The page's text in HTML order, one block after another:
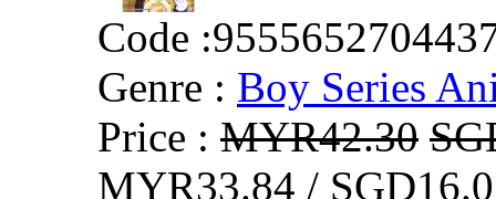
Code :
Genre : Boy Series
Price : MYR42.30
MYR33.84 /